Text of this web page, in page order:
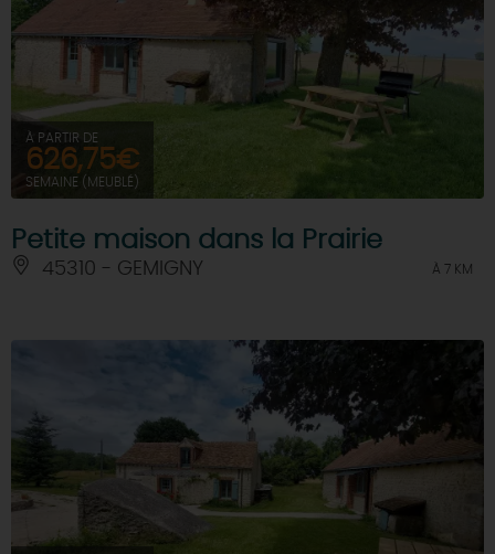
À PARTIR DE
626,75€
SEMAINE (MEUBLÉ)
Petite maison dans la Prairie
45310 - GEMIGNY À 7 KM